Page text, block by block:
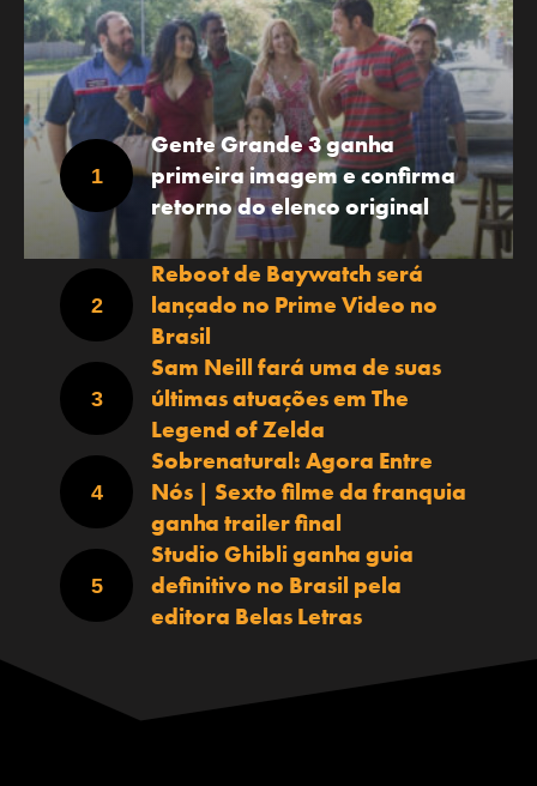
Gente Grande 3 ganha
primeira imagem e confirma
retorno do elenco original
Reboot de Baywatch será
lançado no Prime Video no
Brasil
Sam Neill fará uma de suas
últimas atuações em The
Legend of Zelda
Sobrenatural: Agora Entre
Nós | Sexto filme da franquia
ganha trailer final
Studio Ghibli ganha guia
definitivo no Brasil pela
editora Belas Letras